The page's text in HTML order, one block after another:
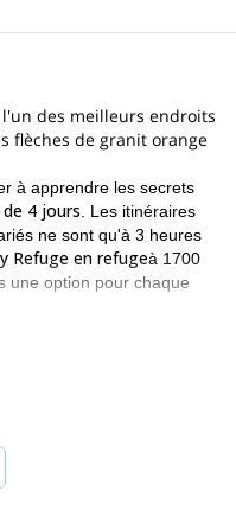
des meilleurs endroits
flèches de granit orange
à apprendre les secrets
4 jours . Les itinéraires
ne sont qu'à 3 heures
Refuge en refugeà 1700
une option pour chaque
d'escalade et je
ma nouvelle
offrent de grandes
commencer à gagner
de base. Je